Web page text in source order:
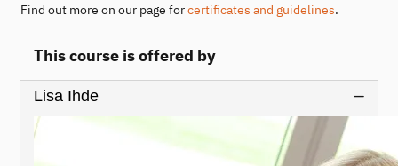
Find out more on our page forcertificates and guidelines.
This course is offered by
Lisa Ihde